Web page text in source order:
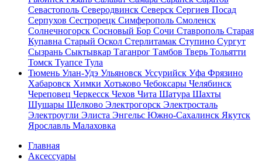
Севастополь Северодвинск Северск Сергиев Посад
Серпухов Сестрорецк Симферополь Смоленск
Солнечногорск Сосновый Бор Сочи Ставрополь Старая
Купавна Старый Оскол Стерлитамак Ступино Сургут
Сызрань Сыктывкар Таганрог Тамбов Тверь Тольятти
Томск Туапсе Тула
Тюмень Улан-Удэ Ульяновск Уссурийск Уфа Фрязино
Хабаровск Химки Хотьково Чебоксары Челябинск
Череповец Черкесск Чехов Чита Шатура Шахты
Шушары Щелково Электрогорск Электросталь
Электроугли Элиста Энгельс Южно-Сахалинск Якутск
Ярославль Малаховка
Главная
Аксессуары